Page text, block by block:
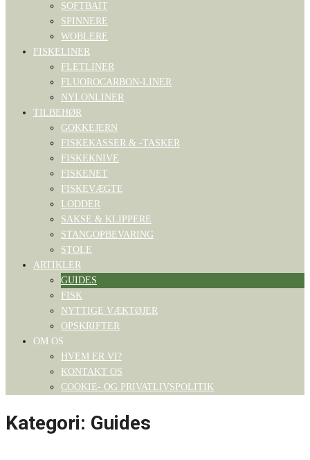
SOFTBAIT
SPINNERE
WOBLERE
FISKELINER
FLETLINER
FLUOROCARBON-LINER
NYLONLINER
TILBEHØR
GOKKEJERN
FISKEKASSER & -TASKER
FISKEKNIVE
FISKENET
FISKEVÆGTE
LODDER
SAKSE & KLIPPERE
STANGOPBEVARING
STOLE
ARTIKLER
GUIDES
FISK
NYTTIGE VÆKTØJER
OPSKRIFTER
OM OS
HVEM ER VI?
KONTAKT OS
COOKIE- OG PRIVATLIVSPOLITIK
Kategori: Guides